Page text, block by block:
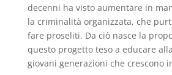
decenni ha visto aumentare in
la criminalità organizzata, che
fare proseliti. Da ciò nasce la
questo progetto teso a educare
giovani generazioni che crescono